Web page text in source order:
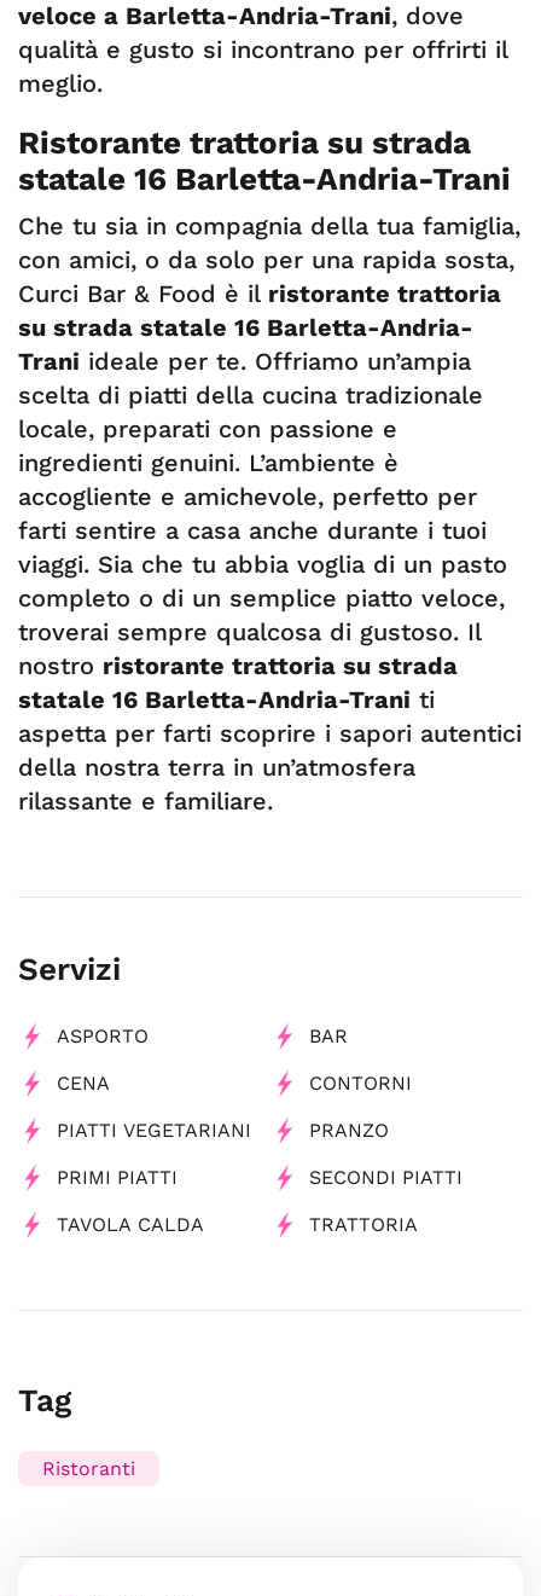
veloce a Barletta-Andria-Trani, dove
qualità e gusto si incontrano per offrirti il
meglio.
Ristorante trattoria su strada
statale 16 Barletta-Andria-Trani
Che tu sia in compagnia della tua famiglia,
con amici, o da solo per una rapida sosta,
Curci Bar & Food è il ristorante trattoria
su strada statale 16 Barletta-Andria-
Trani ideale per te. Offriamo un’ampia
scelta di piatti della cucina tradizionale
locale, preparati con passione e
ingredienti genuini. L’ambiente è
accogliente e amichevole, perfetto per
farti sentire a casa anche durante i tuoi
viaggi. Sia che tu abbia voglia di un pasto
completo o di un semplice piatto veloce,
troverai sempre qualcosa di gustoso. Il
nostro ristorante trattoria su strada
statale 16 Barletta-Andria-Trani ti
aspetta per farti scoprire i sapori autentici
della nostra terra in un’atmosfera
rilassante e familiare.
Servizi
ASPORTO BAR
CENA CONTORNI
PIATTI VEGETARIANI PRANZO
PRIMI PIATTI SECONDI PIATTI
TAVOLA CALDA TRATTORIA
Tag
Ristoranti